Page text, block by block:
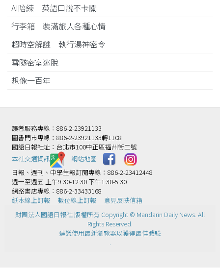
AI陪練 英語口說不卡關
行李箱 裝滿旅人各種心情
超時空解謎 執行湯神密令
雪隧密室逃脫
想像一百年
讀者服務專線：886-2-23921133
圖書門市專線：886-2-23921133轉1108
國語日報社址：台北市100中正區福州街二號
本社交通資訊️
網站地圖
日報、週刊、中學生報訂閱專線：886-2-23412448
週一至週五 上午9:30-12:30 下午1:30-5:30
網路書店專線：886-2-33433168
紙本線上訂報
數位線上訂報
意見反映信箱
財團法人國語日報社 版權所有 Copyright © Mandarin Daily News. All
Rights Reserved.
建議使用最新瀏覽器以獲得最佳體驗
.